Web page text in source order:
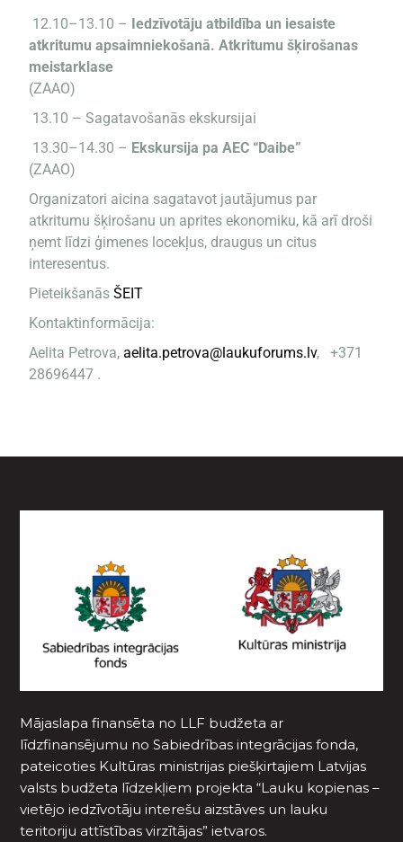
12.10–13.10 – Iedzīvotāju atbildība un iesaiste
atkritumu apsaimniekošanā. Atkritumu šķirošanas
meistarklase
(ZAAO)
13.10 – Sagatavošanās ekskursijai
13.30–14.30 – Ekskursija pa AEC “Daibe”
(ZAAO)
Organizatori aicina sagatavot jautājumus par
atkritumu šķirošanu un aprites ekonomiku, kā arī droši
ņemt līdzi ģimenes locekļus, draugus un citus
interesentus.
PieteikšanāsŠEIT
Kontaktinformācija:
Aelita Petrova,aelita.petrova@laukuforums.lv, +371
28696447 .
Mājaslapa finansēta no LLF budžeta ar
līdzfinansējumu no Sabiedrības integrācijas fonda,
pateicoties Kultūras ministrijas piešķirtajiem Latvijas
valsts budžeta līdzekļiem projekta “Lauku kopienas –
vietējo iedzīvotāju interešu aizstāves un lauku
teritoriju attīstības virzītājas” ietvaros.